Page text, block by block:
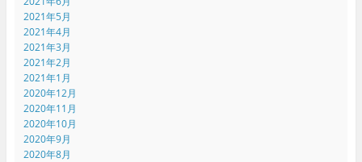
2021年5月
2021年4月
2021年3月
2021年2月
2021年1月
2020年12月
2020年11月
2020年10月
2020年9月
2020年8月